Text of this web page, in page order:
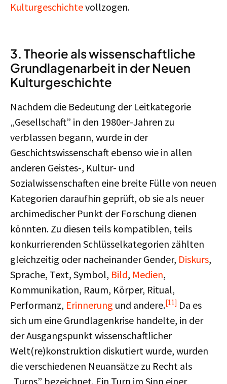
Kulturgeschichtevollzogen.
3. Theorie als wissenschaftliche
Grundlagenarbeit in der Neuen
Kulturgeschichte
Nachdem die Bedeutung der Leitkategorie
„Gesellschaft” in den 1980er-Jahren zu
verblassen begann, wurde in der
Geschichtswissenschaft ebenso wie in allen
anderen Geistes-, Kultur- und
Sozialwissenschaften eine breite Fülle von neuen
Kategorien daraufhin geprüft, ob sie als neuer
archimedischer Punkt der Forschung dienen
könnten. Zu diesen teils kompatiblen, teils
konkurrierenden Schlüsselkategorien zählten
gleichzeitig oder nacheinander Gender, Diskurs,
Sprache, Text, Symbol, Bild, Medien,
Kommunikation, Raum, Körper, Ritual,
Performanz, Erinnerung und andere.[11] Da es
sich um eine Grundlagenkrise handelte, in der
der Ausgangspunkt wissenschaftlicher
Welt(re)konstruktion diskutiert wurde, wurden
die verschiedenen Neuansätze zu Recht als
„Turns” bezeichnet. Ein Turn im Sinn einer